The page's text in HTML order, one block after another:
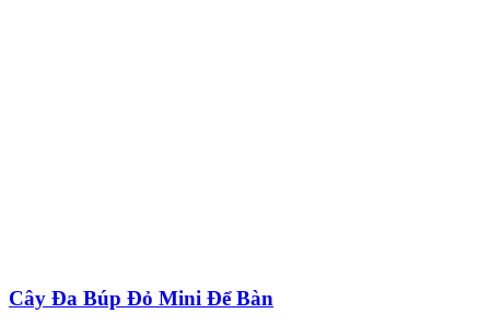
Cây Đa Búp Đỏ Mini Để Bàn